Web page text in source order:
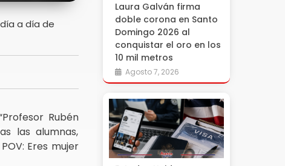
a día de
Rubén
las alumnas,
Eres mujer
Laura Galván firma
doble corona en Santo
Domingo 2026 al
conquistar el oro en los
10 mil metros
Agosto 7, 2026